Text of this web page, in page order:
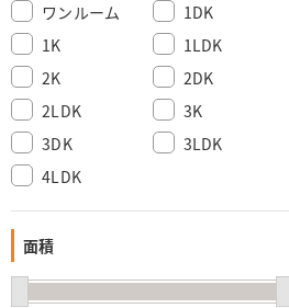
ワンルーム
1DK
1K
1LDK
2K
2DK
2LDK
3K
3DK
3LDK
4LDK
面積